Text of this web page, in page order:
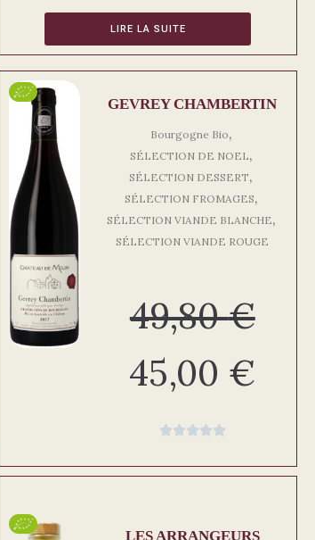
LIRE LA SUITE
GEVREY CHAMBERTIN
Bourgogne Bio,
SÉLECTION DE NOEL,
SÉLECTION DESSERT,
SÉLECTION FROMAGES,
SÉLECTION VIANDE BLANCHE,
SÉLECTION VIANDE ROUGE
49,80€
45,00 €

LES ARRANGEURS